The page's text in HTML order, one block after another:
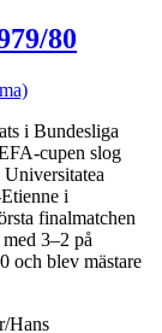
80
i Bundesliga
cupen slog
i
finalmatchen
3–2 på
och blev mästare
Hans